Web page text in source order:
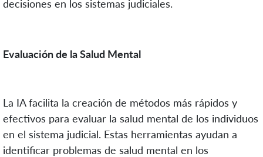
decisiones en los sistemas judiciales.
Evaluación de la Salud Mental
La IA facilita la creación de métodos más rápidos y
efectivos para evaluar la salud mental de los individuos
en el sistema judicial. Estas herramientas ayudan a
identificar problemas de salud mental en los